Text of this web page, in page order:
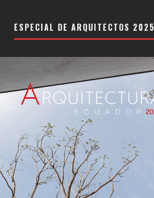
ESPECIAL DE ARQUITECTOS 2025